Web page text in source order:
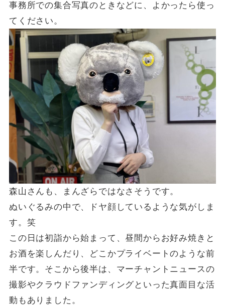
事務所での集合写真のときなどに、よかったら使っ
てください。
森山さんも、まんざらではなさそうです。
ぬいぐるみの中で、ドヤ顔しているような気がしま
す。笑
この日は初詣から始まって、昼間からお好み焼きと
お酒を楽しんだり、どこかプライベートのような前
半です。そこから後半は、マーチャントニュースの
撮影やクラウドファンディングといった真面目な活
動もありました。